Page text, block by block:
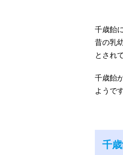
千歳飴
昔の乳
とされ
千歳飴
ようで
千